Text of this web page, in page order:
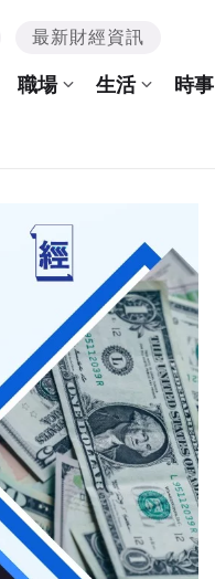
最新財經資訊
職場 生活 時事